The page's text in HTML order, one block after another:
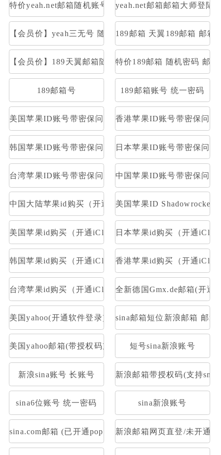
特价yeah.net邮箱随机账号 yeah.net邮箱邮箱大师登陆
【会员价】yeah三无号 随机密码部分开通stmp和pop
189邮箱 天翼189邮箱 邮箱
【会员价】189天翼邮箱随机号特价189邮箱 随机密码 邮
189邮箱号 189邮箱账号 统一密码
美国苹果ID账号带密保问题及答案香港苹果ID账号带密保问题
韩国苹果ID账号带密保问题及答案日本苹果ID账号带密保问题
台湾苹果ID账号带密保问题及答案中国苹果ID账号带密保问题
中国大陆苹果id购买（开通iCloud）美国苹果ID Shadowrocket
美国苹果id购买（开通iCloud）日本苹果id购买（开通
韩国苹果id购买（开通iCloud）香港苹果id购买（开通
台湾苹果id购买（开通iCloud）全新德国Gmx.de邮箱(开通
美国yahoo(开通软件登录) sina邮箱短位新浪邮箱 邮箱
美国yahoo邮箱(带授权码支持pop)短号sina新浪账号
新浪sina账号 长账号 新浪邮箱带授权码(支持
sina6位账号 统一密码 sina新浪账号
sina.com邮箱 (已开通pop/imap&下机老号新开通授权码
新浪邮箱网页直登/未开通